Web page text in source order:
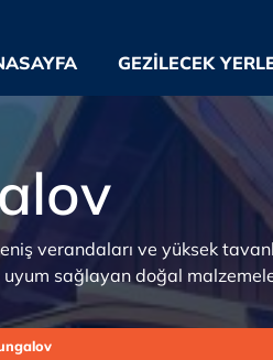
GEZILECEK
verandaları ve yüksek
sağlayan doğal